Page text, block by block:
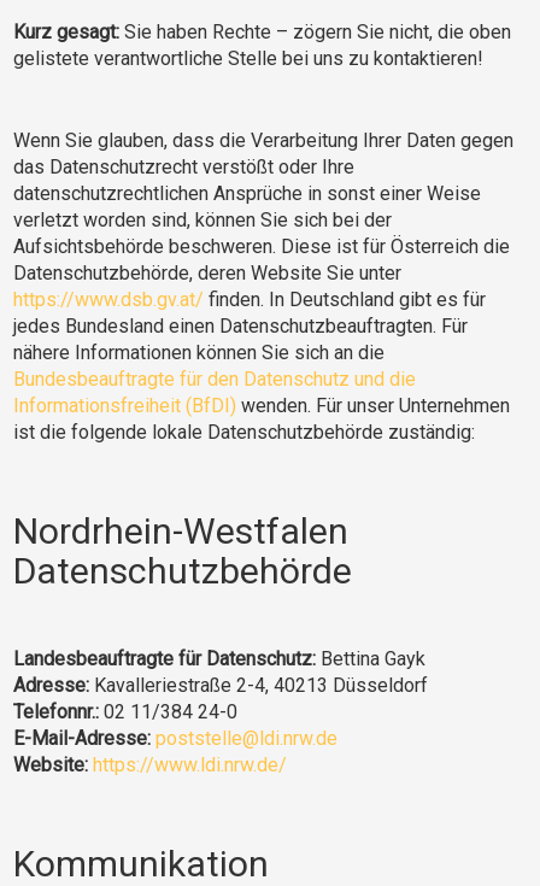
Kurz gesagt: Sie haben Rechte – zögern Sie nicht, die oben
gelistete verantwortliche Stelle bei uns zu kontaktieren!
Wenn Sie glauben, dass die Verarbeitung Ihrer Daten gegen
das Datenschutzrecht verstößt oder Ihre
datenschutzrechtlichen Ansprüche in sonst einer Weise
verletzt worden sind, können Sie sich bei der
Aufsichtsbehörde beschweren. Diese ist für Österreich die
Datenschutzbehörde, deren Website Sie unter
https://www.dsb.gv.at/ finden. In Deutschland gibt es für
jedes Bundesland einen Datenschutzbeauftragten. Für
nähere Informationen können Sie sich an die
Bundesbeauftragte für den Datenschutz und die
Informationsfreiheit (BfDI) wenden. Für unser Unternehmen
ist die folgende lokale Datenschutzbehörde zuständig:
Nordrhein-Westfalen
Datenschutzbehörde
Landesbeauftragte für Datenschutz: Bettina Gayk
Adresse: Kavalleriestraße 2-4, 40213 Düsseldorf
Telefonnr.: 02 11/384 24-0
E-Mail-Adresse: poststelle@ldi.nrw.de
Website:https://www.ldi.nrw.de/
Kommunikation